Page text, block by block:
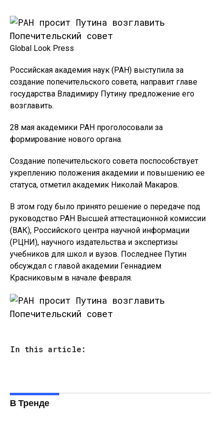
Global Look Press
Российская академия наук (РАН) выступила за
создание попечительского совета, направит главе
государства Владимиру Путину предложение его
возглавить.
28 мая академики РАН проголосовали за
формирование нового органа.
Создание попечительского совета поспособствует
укреплению положения академии и повышению ее
статуса, отметил академик Николай Макаров.
В этом году было принято решение о передаче под
руководство РАН Высшей аттестационной комиссии
(ВАК), Российского центра научной информации
(РЦНИ), научного издательства и экспертизы
учебников для школ и вузов. Последнее Путин
обсуждал с главой академии Геннадием
Красниковым в начале февраля.
In this article:
В Тренде